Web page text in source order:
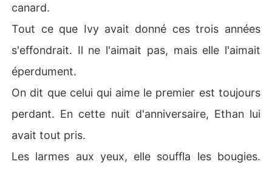
canard.
Tout ce que Ivy avait donné ces trois années
s'effondrait. Il ne l'aimait pas, mais elle l'aimait
éperdument.
On dit que celui qui aime le premier est toujours
perdant. En cette nuit d'anniversaire, Ethan lui
avait tout pris.
Les larmes aux yeux, elle souffla les bougies.